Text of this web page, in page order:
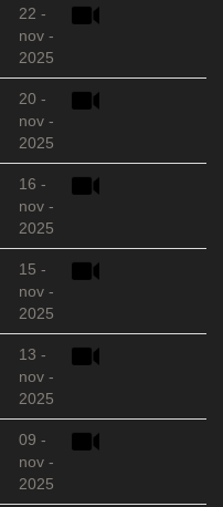
22 -
nov -
2025
20 -
nov -
2025
16 -
nov -
2025
15 -
nov -
2025
13 -
nov -
2025
09 -
nov -
2025